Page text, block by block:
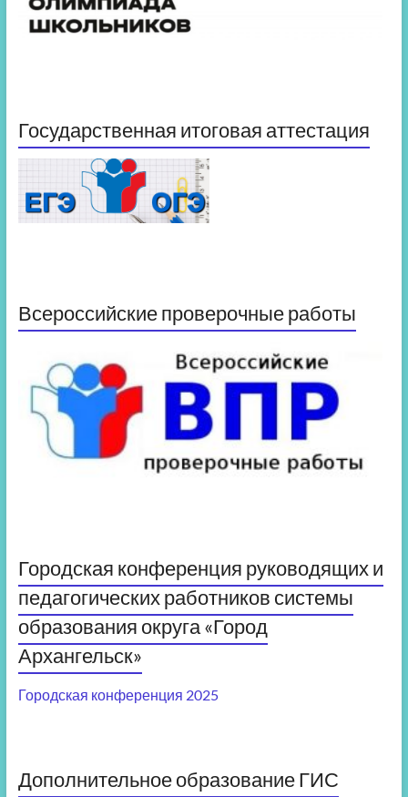
Государственная итоговая аттестация
Всероссийские проверочные работы
Городская конференция руководящих и
педагогических работников системы
образования округа «Город
Архангельск»
Городская конференция 2025
Дополнительное образование ГИС